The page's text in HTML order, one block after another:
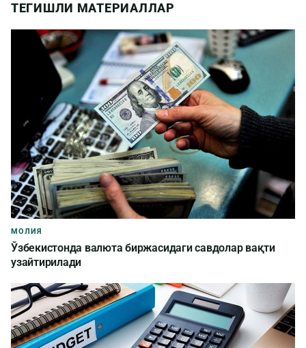
ТЕГИШЛИ МАТЕРИАЛЛАР
МОЛИЯ
Ўзбекистонда валюта биржасидаги савдолар вақти
узайтирилади